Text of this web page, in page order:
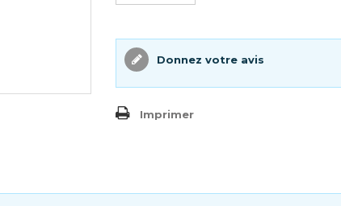
Donnez votre avis
Imprimer